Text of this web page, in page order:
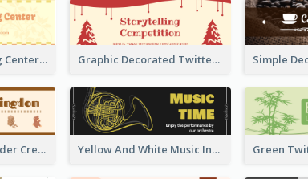
Children's Learning Center Twitter Header In Orange Colour Tone Graphic Decorated Twitter Header About Storytelling Competition
Brown Twitter Header Created For Toy Store Yellow And White Music Instrument Twitter Header About Orchestra Performance